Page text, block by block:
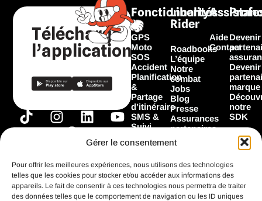
Gérer le consentement
Pour offrir les meilleures expériences, nous utilisons des technologies
telles que les cookies pour stocker et/ou accéder aux informations des
appareils. Le fait de consentir à ces technologies nous permettra de traiter
des données telles que le comportement de navigation ou les ID uniques
Télécharger
l’application
T
i
o
k
I
n
a
g
L
i
n
e
d
Y
o
u
u
b
a
b
o
Fonctionnalités
GPS
Moto
SOS
Accident
Planification
&
Partage
d’itinéraire
SMS &
Suivi
Les
Toutes les
fonctionnalités
Liberty
Rider
Roadbooks
L’équipe
Notre
combat
Jobs
Blog
Presse
Assurances
partenaires
Marques
partenaires
Aide
Contact
Devenir
Devenir
marque
notre
SDK